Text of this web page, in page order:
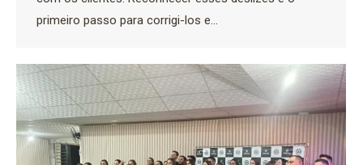
primeiro passo para corrigi-los e…